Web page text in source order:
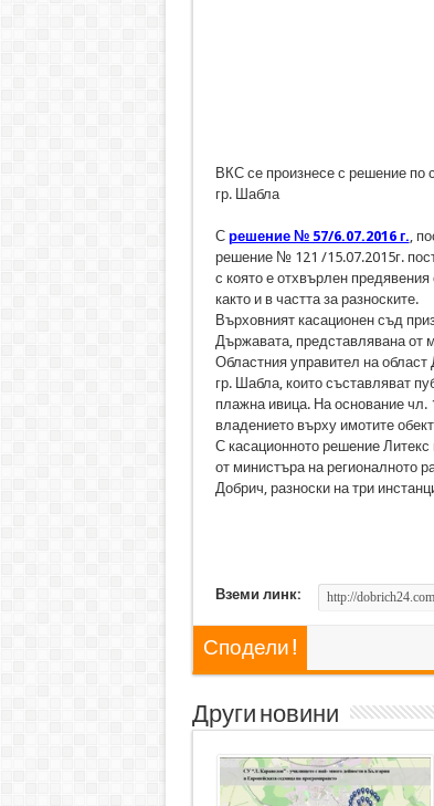
ВКС се произнесе с решение по
гр. Шабла
С решение № 57/6.07.2016 г.,
решение № 121 /15.07.2015г.
с която е отхвърлен
както и в частта за разноските.
Върховният касационен съд
Държавата, представлявана от
Областния управител на област
гр. Шабла, които съставляват
плажна ивица. На основание
владението върху имотите
С касационното решение
от министъра на регионалното
Добрич, разноски на три
Вземи линк:
Сподели !
Други новини